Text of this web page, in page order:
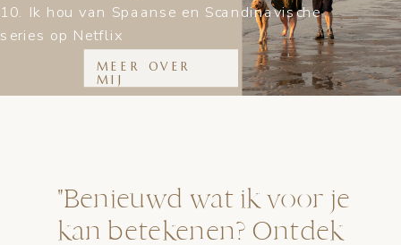
MEER OVER
MIJ
10. Ik hou van Spaanse en Scandinavische
series op Netflix
"Benieuwd wat ik voor je
kan betekenen? Ontdek